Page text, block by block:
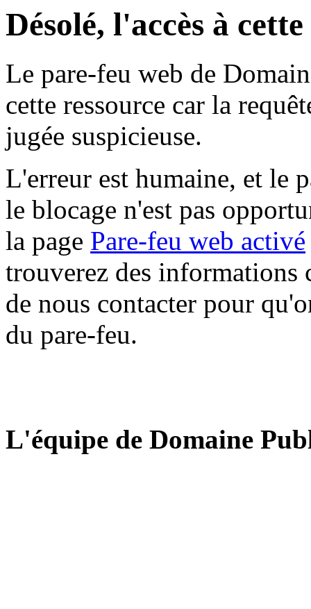
Désolé, l'accès à
Le pare-feu web de
cette ressource car la
jugée suspicieuse.
L'erreur est humaine, et le
le blocage n'est pas
la page Pare-feu web activé
trouverez des informations
de nous contacter pour
du pare-feu.
L'équipe de Domaine